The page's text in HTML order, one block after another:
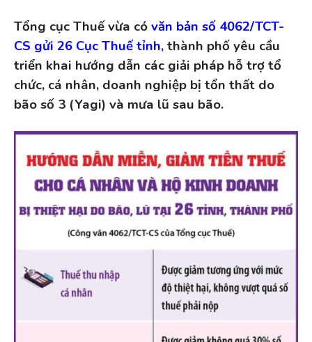
Tổng cục Thuế vừa cóvăn bản số 4062/TCT-
CS gửi 26 Cục Thuế tỉnh, thành phố yêu cầu
triển khai hướng dẫn các giải pháp hỗ trợ tổ
chức, cá nhân, doanh nghiệp bị tổn thất do
bão số 3 (Yagi) và mưa lũ sau bão.